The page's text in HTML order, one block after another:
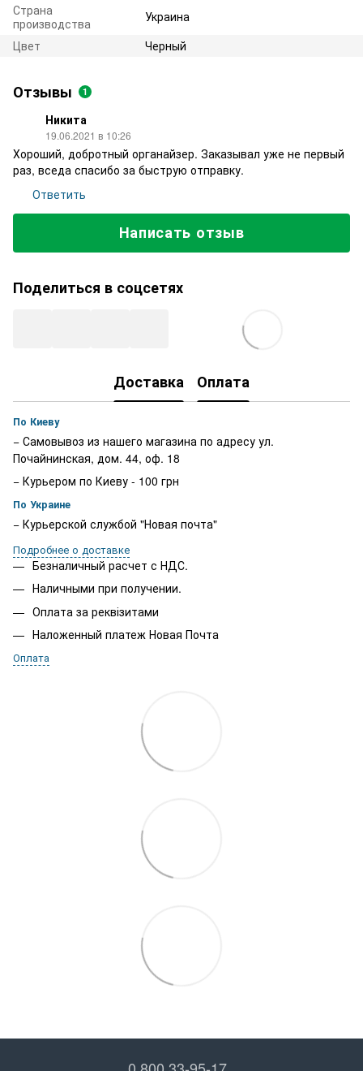
Страна
производства
Украина
Цвет
Черный
Отзывы 1
Никита
19.06.2021 в 10:26
Хороший, добротный органайзер. Заказывал уже не первый
раз, вседа спасибо за быструю отправку.
Ответить
Написать отзыв
Поделиться в соцсетях
Доставка Оплата
По Киеву
− Самовывоз из нашего магазина по адресу ул.
Почайнинская, дом. 44, оф. 18
− Курьером по Киеву - 100 грн
По Украине
− Курьерской службой "Новая почта"
Подробнее о доставке
Безналичный расчет с НДС.
Наличными при получении.
Оплата за реквізитами
Наложенный платеж Новая Почта
Оплата